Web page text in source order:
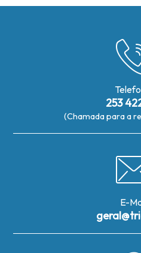
253
(Chamada para a
E-